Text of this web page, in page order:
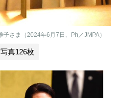
さま（2024年6月7日、Ph／JMPA）
写真126枚